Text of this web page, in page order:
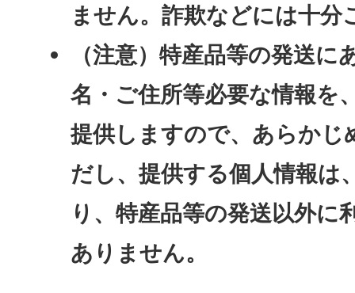
ません。詐欺などには十分
（注意）特産品等の発送
名・ご住所等必要な情報を
提供しますので、あらかじ
だし、提供する個人情報は
り、特産品等の発送以外に
ありません。